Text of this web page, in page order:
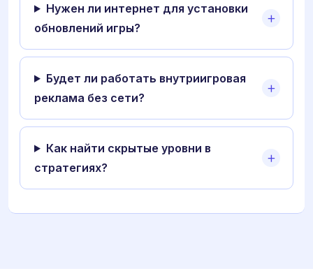
Нужен ли интернет для установки
обновлений игры?
Будет ли работать внутриигровая
реклама без сети?
Как найти скрытые уровни в
стратегиях?